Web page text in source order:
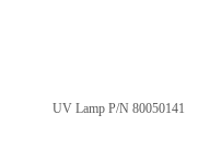
UV Lamp P/N 80050141